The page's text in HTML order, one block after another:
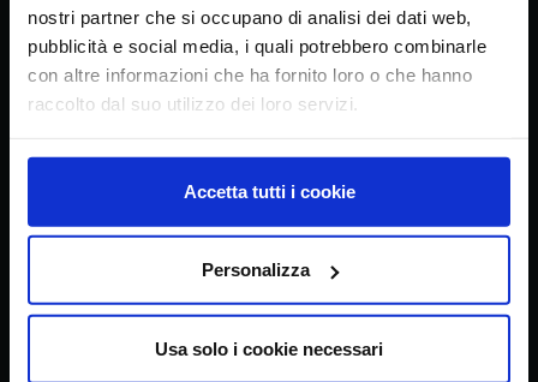
nostri partner che si occupano di analisi dei dati web,
pubblicità e social media, i quali potrebbero combinarle
con altre informazioni che ha fornito loro o che hanno
raccolto dal suo utilizzo dei loro servizi.
Accetta tutti i cookie
Personalizza
Usa solo i cookie necessari
Via della Navicella 2/4, 00184 Roma
Partita IVA 08183101008
C.F.: 97231970589
crea@crea.gov.it
PECcrea@pec.crea.gov.it
URP - Office of Public Relations
Requests to the URP and forms
tel. + 39 06 51494600